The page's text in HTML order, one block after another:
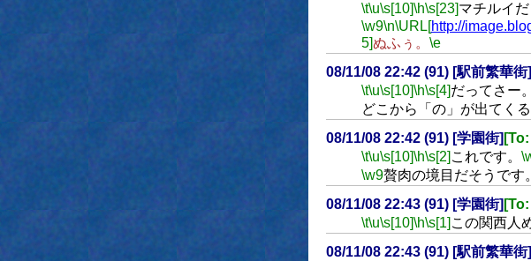
\t\u\s[10]\h\s[23]マチルイ
\w9\n\URL[http://
5]ぬふぅ。 \e
08/11/08 22:42 (91) [駅前繁華街]
\t\u\s[10]\h\s[4]だってさー。
どこから「の」が出てくる
08/11/08 22:42 (91) [学園街]
\t\u\s[10]\h\s[2] これです。
\w9贅肉の境目だそうです。
08/11/08 22:43 (91) [学園街]
\t\u\s[10]\h\s[1] この関西人
08/11/08 22:43 (91) [駅前繁華街]